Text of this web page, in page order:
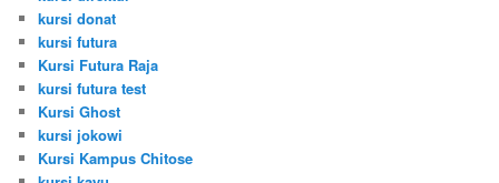
kursi donat
kursi futura
Kursi Futura Raja
kursi futura test
Kursi Ghost
kursi jokowi
Kursi Kampus Chitose